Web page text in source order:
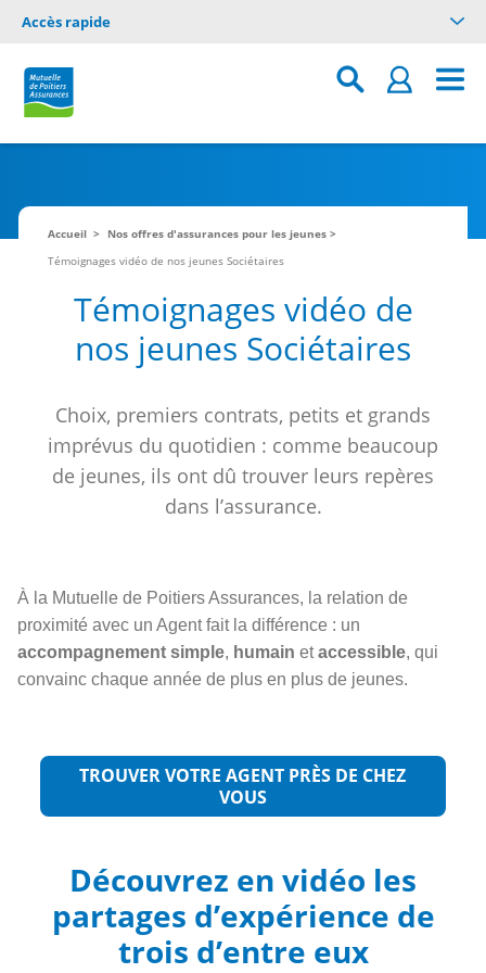
Accès rapide
Accueil
Nos offres d'assurances pour les jeunes
Témoignages vidéo de nos jeunes Sociétaires
Témoignages vidéo de
nos jeunes Sociétaires
Choix, premiers contrats, petits et grands
imprévus du quotidien : comme beaucoup
de jeunes, ils ont dû trouver leurs repères
dans l’assurance.
À la Mutuelle de Poitiers Assurances, la relation de
proximité avec un Agent fait la différence : un
accompagnement simple, humain etaccessible, qui
convainc chaque année de plus en plus de jeunes.
TROUVER VOTRE AGENT PRÈS DE CHEZ
VOUS
Découvrez en vidéo les
partages d’expérience de
trois d’entre eux